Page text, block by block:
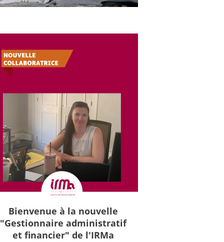
Bienvenue à la nouvelle
"Gestionnaire administratif
et financier" de l'IRMa